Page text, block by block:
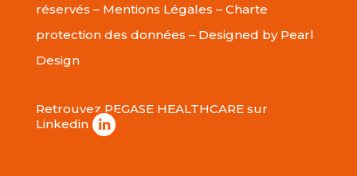
réservés – Mentions Légales – Charte
protection des données – Designed by Pearl
Design
Retrouvez PEGASE HEALTHCARE sur
Linkedin